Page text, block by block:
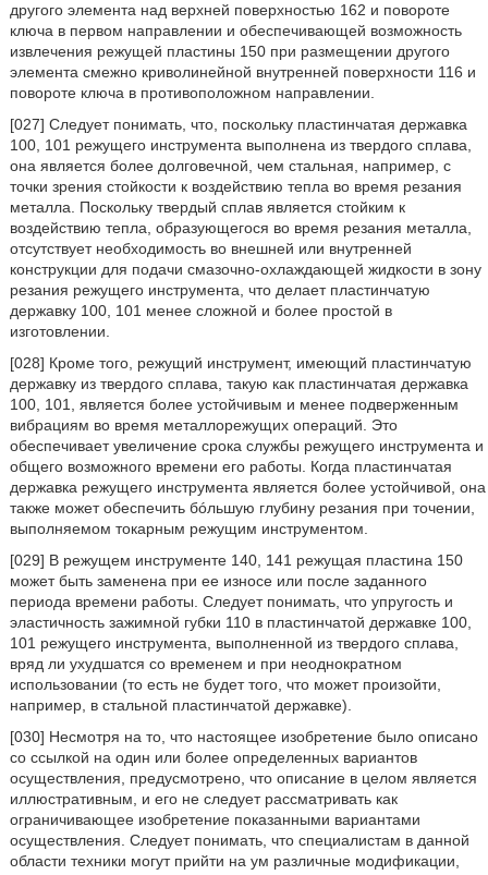
другого элемента над верхней поверхностью 162 и повороте
ключа в первом направлении и обеспечивающей возможность
извлечения режущей пластины 150 при размещении другого
элемента смежно криволинейной внутренней поверхности 116 и
повороте ключа в противоположном направлении.
[027] Следует понимать, что, поскольку пластинчатая державка
100, 101 режущего инструмента выполнена из твердого сплава,
она является более долговечной, чем стальная, например, с
точки зрения стойкости к воздействию тепла во время резания
металла. Поскольку твердый сплав является стойким к
воздействию тепла, образующегося во время резания металла,
отсутствует необходимость во внешней или внутренней
конструкции для подачи смазочно-охлаждающей жидкости в зону
резания режущего инструмента, что делает пластинчатую
державку 100, 101 менее сложной и более простой в
изготовлении.
[028] Кроме того, режущий инструмент, имеющий пластинчатую
державку из твердого сплава, такую как пластинчатая державка
100, 101, является более устойчивым и менее подверженным
вибрациям во время металлорежущих операций. Это
обеспечивает увеличение срока службы режущего инструмента и
общего возможного времени его работы. Когда пластинчатая
державка режущего инструмента является более устойчивой, она
также может обеспечить бóльшую глубину резания при точении,
выполняемом токарным режущим инструментом.
[029] В режущем инструменте 140, 141 режущая пластина 150
может быть заменена при ее износе или после заданного
периода времени работы. Следует понимать, что упругость и
эластичность зажимной губки 110 в пластинчатой державке 100,
101 режущего инструмента, выполненной из твердого сплава,
вряд ли ухудшатся со временем и при неоднократном
использовании (то есть не будет того, что может произойти,
например, в стальной пластинчатой державке).
[030] Несмотря на то, что настоящее изобретение было описано
со ссылкой на один или более определенных вариантов
осуществления, предусмотрено, что описание в целом является
иллюстративным, и его не следует рассматривать как
ограничивающее изобретение показанными вариантами
осуществления. Следует понимать, что специалистам в данной
области техники могут прийти на ум различные модификации,